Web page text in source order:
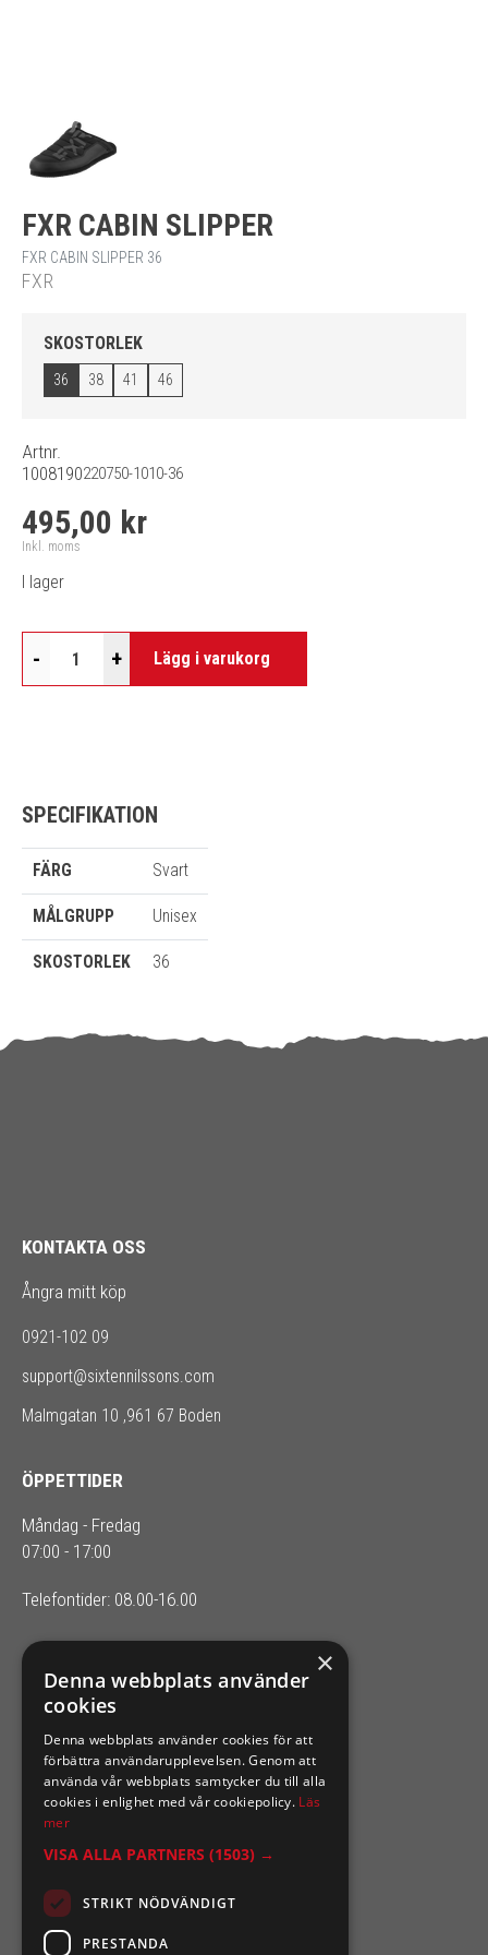
FXR CABIN SLIPPER
FXR CABIN SLIPPER 36
FXR
SKOSTORLEK
36 38 41 46
Artnr.
1008190220750-1010-36
495,00 kr
Inkl. moms
I lager
- + Lägg i varukorg
SPECIFIKATION
FÄRG Svart
MÅLGRUPP Unisex
SKOSTORLEK 36
KONTAKTA OSS
Ångra mitt köp
0921-102 09
support@sixtennilssons.com
Malmgatan 10 ,961 67 Boden
ÖPPETTIDER
Måndag - Fredag
07:00 - 17:00
Telefontider: 08.00-16.00
SIXTEN NILSSONS
Organisationsnummer 556164-2652
×
Denna webbplats använder
cookies
Denna webbplats använder cookies för att
förbättra användarupplevelsen. Genom att
använda vår webbplats samtycker du till alla
cookies i enlighet med vår cookiepolicy. Läs
mer
VISA ALLA PARTNERS (1503) →
STRIKT NÖDVÄNDIGT
PRESTANDA